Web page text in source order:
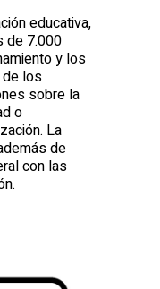
educativa,
de 7.000
y los
los
sobre la
o
La
de
con las